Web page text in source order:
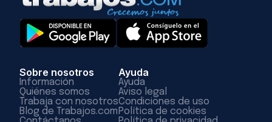
Sobre nosotros
Información
Quiénes somos
Trabaja con nosotros
Blog de Trabajos.com
Ayuda
Ayuda
Aviso legal
Condiciones de uso
Política de cookies